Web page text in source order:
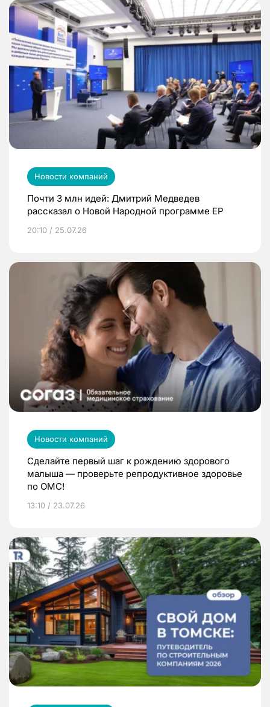
Новости компаний
Почти 3 млн идей: Дмитрий Медведев
рассказал о Новой Народной программе ЕР
20:10 / 25.07.26
Новости компаний
Сделайте первый шаг к рождению здорового
малыша — проверьте репродуктивное здоровье
по ОМС!
13:10 / 23.07.26